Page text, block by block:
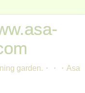
・・・Asa